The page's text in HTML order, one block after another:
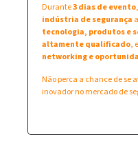
Durante3 dias de evento
indústria de segurança
tecnologia, produtos e
altamente qualificado,
networking e
Não perca a chance de se
inovador no mercado de